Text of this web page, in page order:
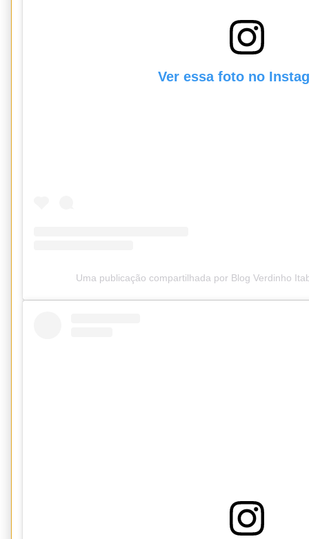
Ver essa foto no
Uma publicação compartilhada por Blog Verdinho